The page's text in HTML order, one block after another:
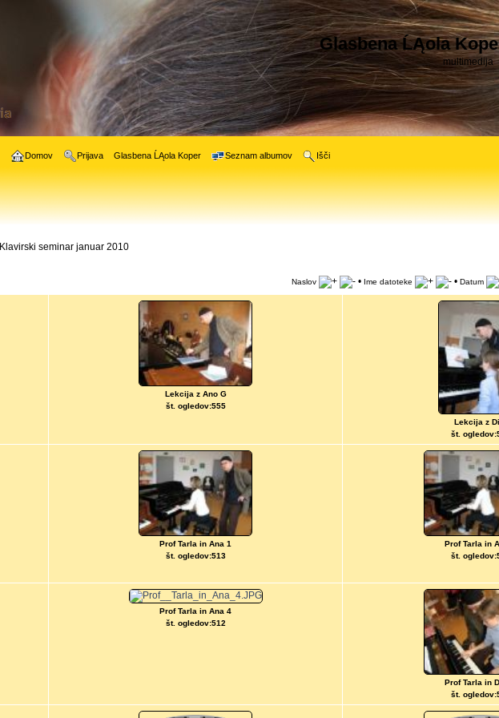
Glasbena ĹĄola
multimedija
Domov Prijava Glasbena ĹĄola Koper Seznam albumov Išči
Klavirski seminar januar 2010
Naslov • Ime datoteke • Datum
Lekcija z Ano G
št. ogledov:555
Lekcija z
št.
Prof Tarla in Ana 1
št. ogledov:513
Prof Tarla in
št.
Prof Tarla in Ana 4
št. ogledov:512
Prof Tarla in
št.